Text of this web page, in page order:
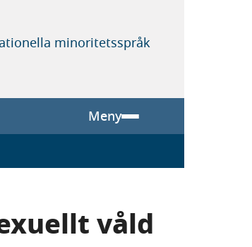
minoritetsspråk
Meny
våld